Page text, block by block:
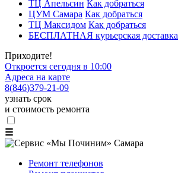
ТЦ Апельсин Как добраться
ЦУМ Самара Как добраться
ТЦ Максидом Как добраться
БЕСПЛАТНАЯ курьерская доставка
Приходите!
Откроется сегодня в 10:00
Адреса на карте
8(846)379-21-09
узнать срок
и стоимость ремонта
☰
Ремонт телефонов